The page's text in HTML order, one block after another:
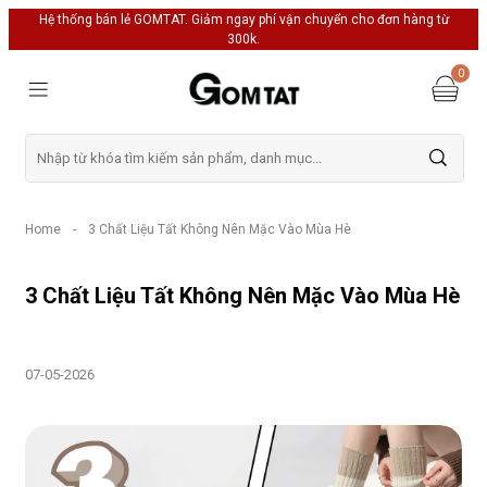
Hệ thống bán lẻ GOMTAT. Giảm ngay phí vận chuyển cho đơn hàng từ
300k.
0
Home - 3 Chất Liệu Tất Không Nên Mặc Vào Mùa Hè
3 Chất Liệu Tất Không Nên Mặc Vào Mùa Hè
07-05-2026